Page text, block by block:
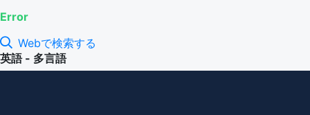
Error
Webで検索する
英語 - 多言語